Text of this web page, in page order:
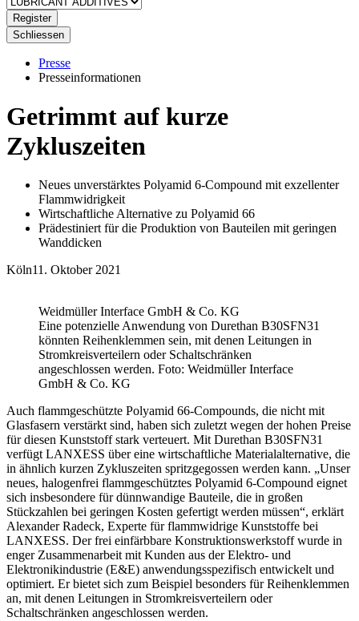
Register
Schliessen
Presse
Presseinformationen
Getrimmt auf kurze
Zykluszeiten
Neues unverstärktes Polyamid 6-Compound mit exzellenter
Flammwidrigkeit
Wirtschaftliche Alternative zu Polyamid 66
Prädestiniert für die Produktion von Bauteilen mit geringen
Wanddicken
Köln11. Oktober 2021
Weidmüller Interface GmbH & Co. KG
Eine potenzielle Anwendung von Durethan B30SFN31
könnten Reihenklemmen sein, mit denen Leitungen in
Stromkreisverteilern oder Schaltschränken
angeschlossen werden. Foto: Weidmüller Interface
GmbH & Co. KG
Auch flammgeschützte Polyamid 66-Compounds, die nicht mit
Glasfasern verstärkt sind, haben sich zuletzt wegen der hohen Preise
für diesen Kunststoff stark verteuert. Mit Durethan B30SFN31
verfügt LANXESS über eine wirtschaftliche Materialalternative, die
in ähnlich kurzen Zykluszeiten spritzgegossen werden kann. „Unser
neues, halogenfrei flammgeschütztes Polyamid 6-Compound eignet
sich insbesondere für dünnwandige Bauteile, die in großen
Stückzahlen bei geringen Kosten gefertigt werden müssen“, erklärt
Alexander Radeck, Experte für flammwidrige Kunststoffe bei
LANXESS. Der frei einfärbbare Konstruktionswerkstoff wurde in
enger Zusammenarbeit mit Kunden aus der Elektro- und
Elektronikindustrie (E&E) anwendungsspezifisch entwickelt und
optimiert. Er bietet sich zum Beispiel besonders für Reihenklemmen
an, mit denen Leitungen in Stromkreisverteilern oder
Schaltschränken angeschlossen werden.